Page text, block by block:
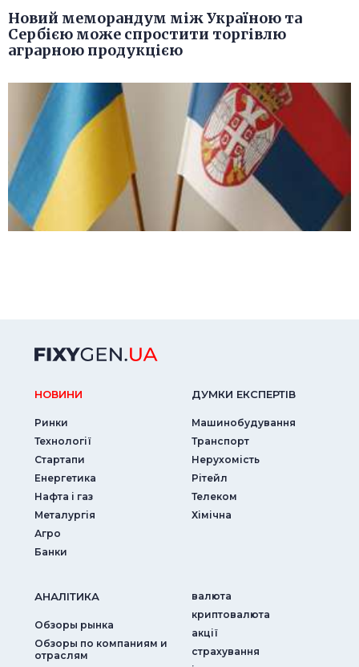
Новий меморандум між Україною та
Сербією може спростити торгівлю
аграрною продукцією
НОВИНИ
Ринки
Технології
Стартапи
Енергетика
Нафта і газ
Металургія
Агро
Банки
ДУМКИ ЕКСПЕРТIВ
Машинобудування
Транспорт
Нерухомість
Рітейл
Телеком
Хімічна
АНАЛIТИКА
Обзоры рынка
Обзоры по компаниям и
отраслям
валюта
криптовалюта
акції
страхування